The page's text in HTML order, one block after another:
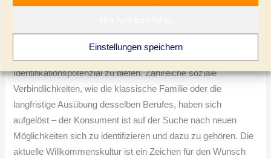
Einstellungen speichern
zum Konsumenten aufzubauen, ihn in seinen Werten und
Identifikationspotenzial zu bieten. Zahlreiche soziale
Verbindlichkeiten, wie die klassische Familie oder die
langfristige Ausübung desselben Berufes, haben sich
aufgelöst – der Konsument ist auf der Suche nach neuen
Möglichkeiten sich zu identifizieren und dazu zu gehören. Die
aktuelle Willkommenskultur ist ein Zeichen für den Wunsch